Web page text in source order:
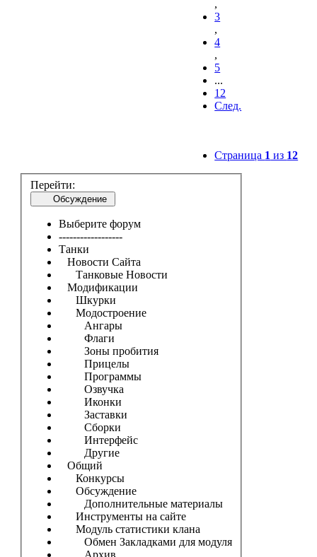
,
3
,
4
,
5
...
12
След.
Страница 1 из 12
Перейти:
Обсуждение
Выберите форум
------------------
Танки
Новости Сайта
Танковые Новости
Модификации
Шкурки
Модостроение
Ангары
Флаги
Зоны пробития
Прицелы
Программы
Озвучка
Иконки
Заставки
Сборки
Интерфейс
Другие
Общий
Конкурсы
Обсуждение
Дополнительные материалы
Инструменты на сайте
Модуль статистики клана
Обмен Закладками для модуля
Архив